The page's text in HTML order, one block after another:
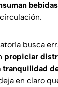
busca
propiciar
tranquilidad
en claro